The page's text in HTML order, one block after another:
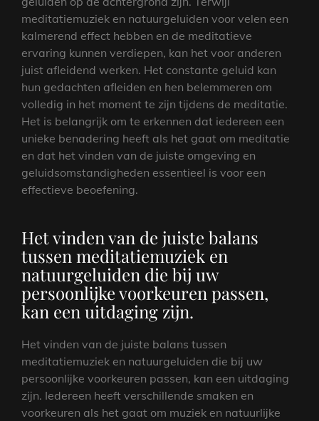
meditatiemuziek en natuurgeluiden voor velen een
kalmerend effect hebben en de meditatieve
ervaring kunnen verdiepen, kan het voor anderen
juist afleidend werken. Het constante geluid kan
hun gedachten afleiden en hen belemmeren om
volledig in het moment te zijn tijdens de meditatie.
Het is belangrijk om te erkennen dat iedereen een
unieke benadering heeft als het gaat om meditatie
en dat het vinden van de juiste omgeving en
geluidsomstandigheden essentieel is voor een
effectieve beoefening.
Het vinden van de juiste balans
tussen meditatiemuziek en
natuurgeluiden die bij uw
persoonlijke voorkeuren passen,
kan een uitdaging zijn.
Het vinden van de juiste balans tussen
meditatiemuziek en natuurgeluiden die bij uw
persoonlijke voorkeuren passen, kan een uitdaging
zijn. Iedereen heeft verschillende smaken en
voorkeuren als het gaat om muziek en natuurlijke